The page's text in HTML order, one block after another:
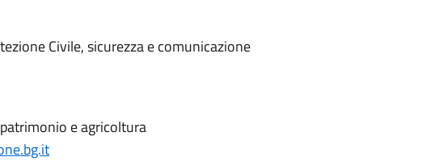
Civile, sicurezza e comunicazione
e agricoltura